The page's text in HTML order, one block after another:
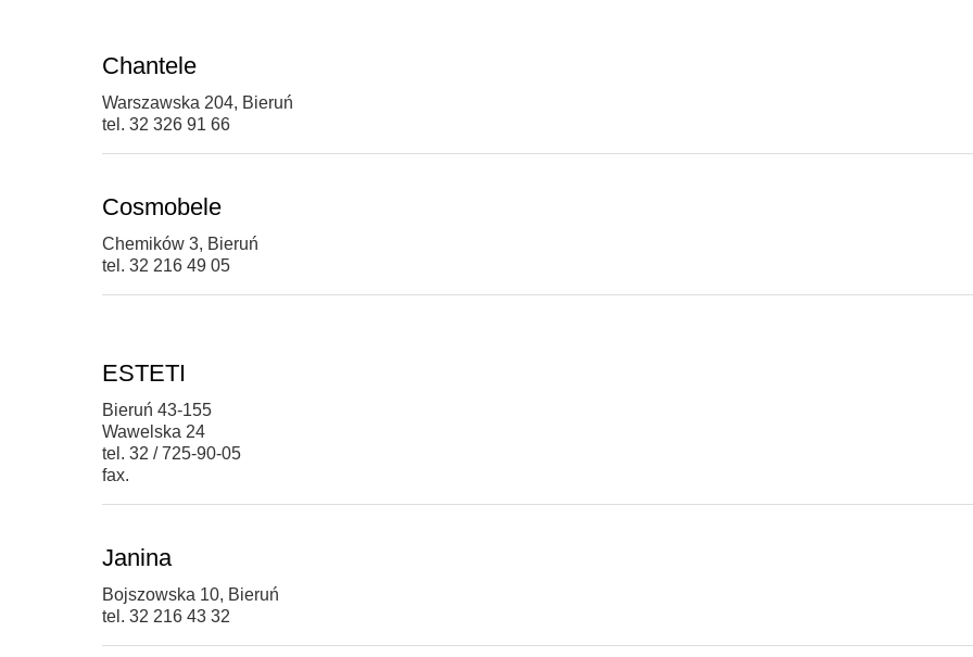
Chantele
Warszawska 204, Bieruń
tel. 32 326 91 66
Cosmobele
Chemików 3, Bieruń
tel. 32 216 49 05
ESTETI
Bieruń 43-155
Wawelska 24
tel. 32 / 725-90-05
fax.
Janina
Bojszowska 10, Bieruń
tel. 32 216 43 32